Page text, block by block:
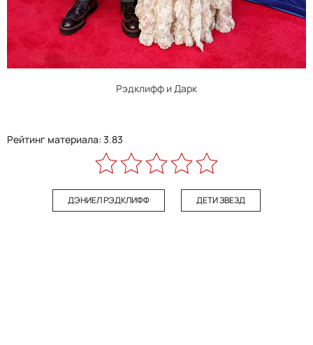
Рэдклифф и Дарк
Рейтинг материала: 3.83
ДЭНИЕЛ РЭДКЛИФФ ДЕТИ ЗВЕЗД